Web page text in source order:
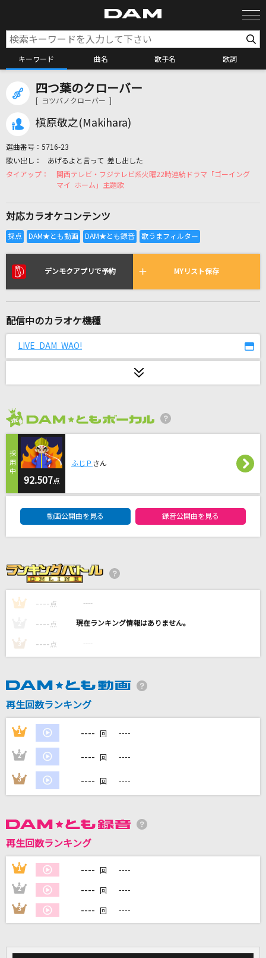
キーワード 曲名 歌手名 歌詞
カラオケ検索
カラオケ店舗検索
カラオケリクエスト
全国りれき
リアルタイムで歌われている曲の一覧
クローバー・クラブ
Kiara Tiara
みかんハート
[生音]3月9日
レミオロメン
しわあわせ
Vaundy
ダーリン
Mrs. GREEN APPLE
堀江由衣
河村隆一
もっと見る
DAMの新曲・ランキングなど
カラオケをもっと楽しもう！
自宅でカラオケ歌い放題！
四つ葉のクローバー
[ ヨツバノクローバー ]
槇原敬之(Makihara)
選曲番号： 5716-23
あげるよと言って 差し出した
関西テレビ・フジテレビ系火曜22時連続ドラマ「ゴーイング
マイ ホーム」主題歌
対応カラオケコンテンツ
デンモクアプリで予約 MYリスト保存
配信中のカラオケ機種
LIVE DAM WAO!
92.507点
ふじＰ さん
動画公開曲を見る 録音公開曲を見る
1 ---- 点 ----
---- 点 ----
3 ---- 点 ----
再生回数ランキング
1 ---- 回 ----
2 ---- 回 ----
3 ---- 回 ----
再生回数ランキング
1 ---- 回 ----
2 ---- 回 ----
3 ---- 回 ----